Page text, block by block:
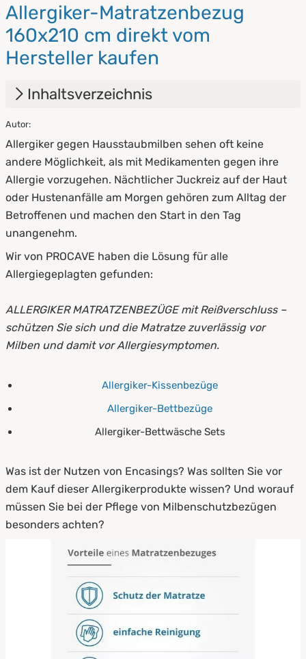
Allergiker-Matratzenbezug
160x210 cm direkt vom
Hersteller kaufen
Inhaltsverzeichnis
1.
2.
Milben lieben Matratzen ? warum?
3. Ein Allergiker Matratzenbezug macht das
Leben leichter
4. Ein Encasing für die Matratze alleine reicht
nicht aus
5. Die Funktionsweise von Matratzen-
6. Checkliste milbenfreie Umgebung
7. Woraus werden Encasing-Matratzenbezüge
Autor:
Allergiker gegen Hausstaubmilben sehen oft keine
andere Möglichkeit, als mit Medikamenten gegen ihre
Allergie vorzugehen. Nächtlicher Juckreiz auf der Haut
oder Hustenanfälle am Morgen gehören zum Alltag der
Betroffenen und machen den Start in den Tag
unangenehm.
Wir von PROCAVE haben die Lösung für alle
Allergiegeplagten gefunden:
ALLERGIKER MATRATZENBEZÜGE mit Reißverschluss –
schützen Sie sich und die Matratze zuverlässig vor
Milben und damit vor Allergiesymptomen.
Allergiker-Kissenbezüge
Allergiker-Bettbezüge
Allergiker-Bettwäsche Sets
Was ist der Nutzen von Encasings? Was sollten Sie vor
dem Kauf dieser Allergikerprodukte wissen? Und worauf
müssen Sie bei der Pflege von Milbenschutzbezügen
besonders achten?